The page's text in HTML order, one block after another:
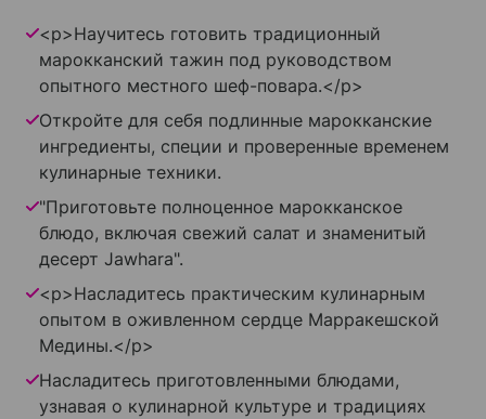
<p>Научитесь готовить традиционный
марокканский тажин под руководством
опытного местного шеф-повара.</p>
Откройте для себя подлинные марокканские
ингредиенты, специи и проверенные временем
кулинарные техники.
"Приготовьте полноценное марокканское
блюдо, включая свежий салат и знаменитый
десерт Jawhara".
<p>Насладитесь практическим кулинарным
опытом в оживленном сердце Марракешской
Медины.</p>
Насладитесь приготовленными блюдами,
узнавая о кулинарной культуре и традициях